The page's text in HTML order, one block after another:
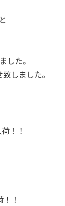
した。
しました。
！！
！